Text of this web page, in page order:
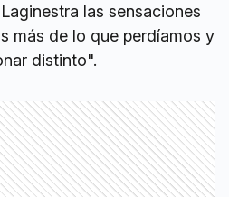
las sensaciones
más de lo que perdíamos y
distinto".